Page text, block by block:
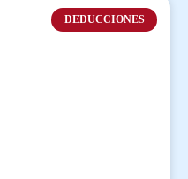
DEDUCCIONES